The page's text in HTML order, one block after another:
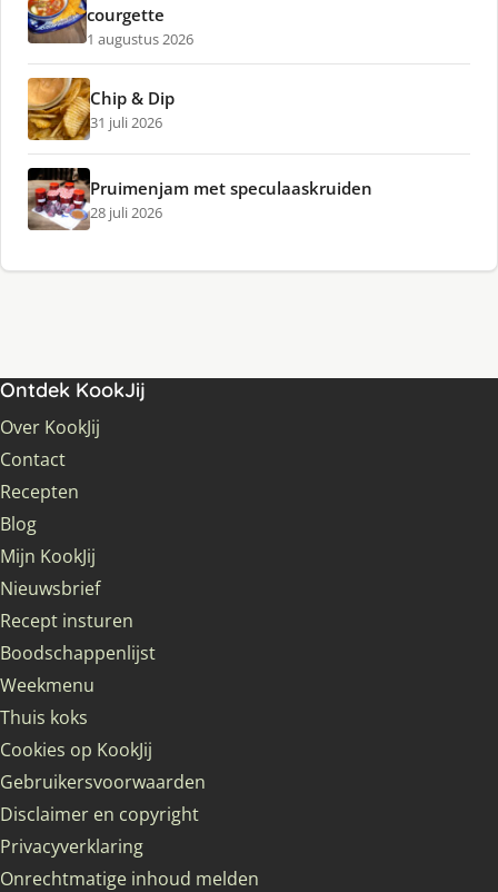
courgette
1 augustus 2026
Chip & Dip
31 juli 2026
Pruimenjam met speculaaskruiden
28 juli 2026
Ontdek KookJij
Over KookJij
Contact
Recepten
Blog
Mijn KookJij
Nieuwsbrief
Recept insturen
Boodschappenlijst
Weekmenu
Thuis koks
Cookies op KookJij
Gebruikersvoorwaarden
Disclaimer en copyright
Privacyverklaring
Onrechtmatige inhoud melden